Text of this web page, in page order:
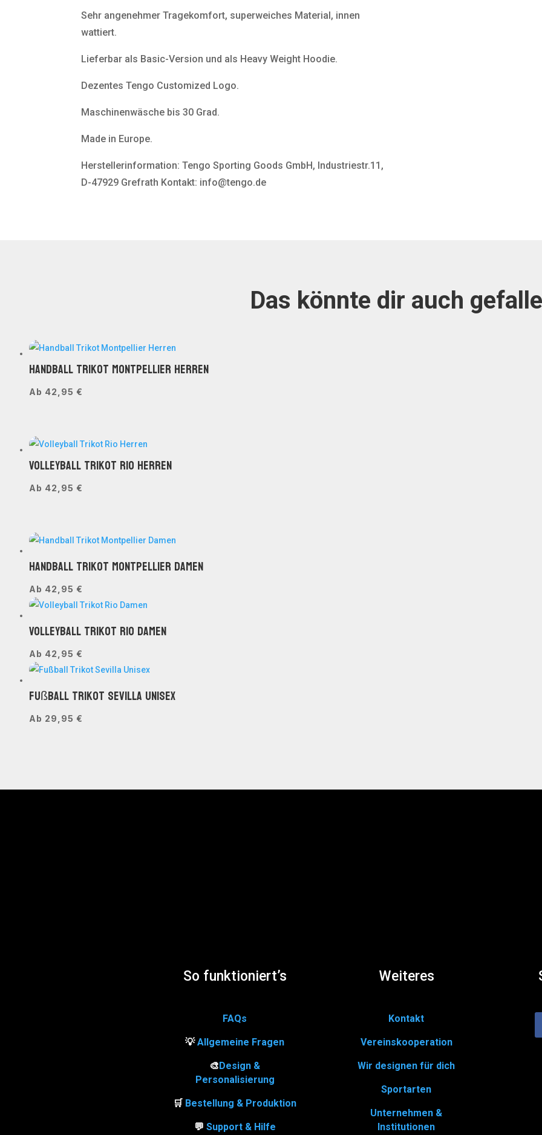
Sehr angenehmer Tragekomfort, superweiches Material, innen
wattiert.
Lieferbar als Basic-Version und als Heavy Weight Hoodie.
Dezentes Tengo Customized Logo.
Maschinenwäsche bis 30 Grad.
Made in Europe.
Herstellerinformation: Tengo Sporting Goods GmbH, Industriestr.11,
D-47929 Grefrath Kontakt: info@tengo.de
Das könnte dir auch
Handball Trikot Montpellier Herren
Ab 42,95 €
Volleyball Trikot Rio Herren
Ab 42,95 €
Handball Trikot Montpellier Damen
Ab 42,95 €
Volleyball Trikot Rio Damen
Ab 42,95 €
Fußball Trikot Sevilla Unisex
Ab 29,95 €
So funktioniert’s
FAQs
💡Allgemeine Fragen
🎨 Design &
Personalisierung
🛒 Bestellung & Produktion
💬 Support & Hilfe
Weiteres
Kontakt
Vereinskooperation
Wir designen für dich
Sportarten
Unternehmen &
Institutionen